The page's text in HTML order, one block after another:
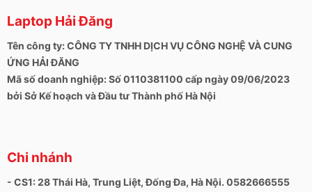
Laptop Hải Đăng
Tên công ty: CÔNG TY TNHH DỊCH VỤ CÔNG NGHỆ VÀ CUNG
ỨNG HẢI ĐĂNG
Mã số doanh nghiệp: Số 0110381100 cấp ngày 09/06/2023
bởi Sở Kế hoạch và Đầu tư Thành phố Hà Nội
Chi nhánh
- CS1: 28 Thái Hà, Trung Liệt, Đống Đa, Hà Nội. 0582666555